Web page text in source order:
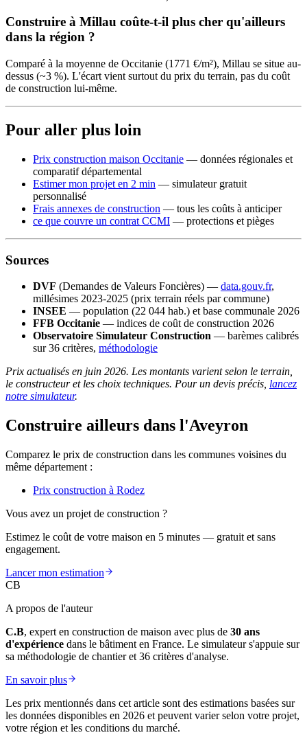
Construire à Millau coûte-t-il plus cher qu'ailleurs
dans la région ?
Comparé à la moyenne de Occitanie (1771 €/m²), Millau se situe au-
dessus (~3 %). L'écart vient surtout du prix du terrain, pas du coût
de construction lui-même.
Pour aller plus loin
Prix construction maison Occitanie — données régionales et
comparatif départemental
Estimer mon projet en 2 min — simulateur gratuit
personnalisé
Frais annexes de construction — tous les coûts à anticiper
ce que couvre un contrat CCMI — protections et pièges
Sources
DVF (Demandes de Valeurs Foncières) — data.gouv.fr,
millésimes 2023-2025 (prix terrain réels par commune)
INSEE — population (22 044 hab.) et base communale 2026
FFB Occitanie — indices de coût de construction 2026
Observatoire Simulateur Construction — barèmes calibrés
sur 36 critères, méthodologie
Prix actualisés en juin 2026. Les montants varient selon le terrain,
le constructeur et les choix techniques. Pour un devis précis, lancez
notre simulateur.
Construire ailleurs dans l'Aveyron
Comparez le prix de construction dans les communes voisines du
même département :
Prix construction à Rodez
Vous avez un projet de construction ?
Estimez le coût de votre maison en 5 minutes — gratuit et sans
engagement.
Lancer mon estimation
CB
A propos de l'auteur
C.B, expert en construction de maison avec plus de 30 ans
d'expérience dans le bâtiment en France. Le simulateur s'appuie sur
sa méthodologie de chantier et 36 critères d'analyse.
En savoir plus
Les prix mentionnés dans cet article sont des estimations basées sur
les données disponibles en 2026 et peuvent varier selon votre projet,
votre région et les conditions du marché.